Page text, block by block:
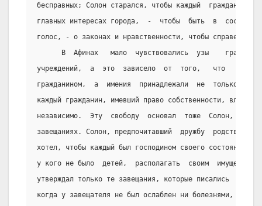
бесправных; Солон старался, чтобы каждый  гражданин
главных интересах города,  -  чтобы  быть  в
голос, - о законах и нравственности, чтобы справедливо
В  Афинах   мало  чувствовались  узы
учреждений,  а  это  зависело  от  того,   что
гражданином,  а  имения  принадлежали  не  только
каждый гражданин, имевший право собственности, владел
независимо.  Эту  свободу  основал  тоже  Солон,
завещаниях. Солон, предпочитавший  дружбу  родству  и
хотел, чтобы каждый был господином своего состояния и
у кого не было  детей,  располагать  своим
утверждал только те завещания, которые писались  в
когда у завещателя не был ослаблен ни болезнями, ни